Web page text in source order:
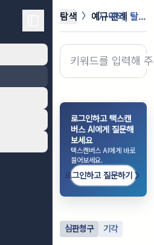
탐색 예규·판례 악의, 탈루목적 없이 선 매출세금계산...
로그인하고 택스캔
버스 AI에게 질문해
보세요
택스캔버스 AI에게 바로
물어보세요.
로그인하고 질문하기
심판청구 기각